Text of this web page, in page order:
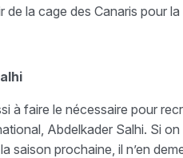
de la cage des Canaris pour
à faire le nécessaire pour
Abdelkader Salhi. Si
saison prochaine, il n’en